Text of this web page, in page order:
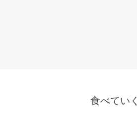
食べていく